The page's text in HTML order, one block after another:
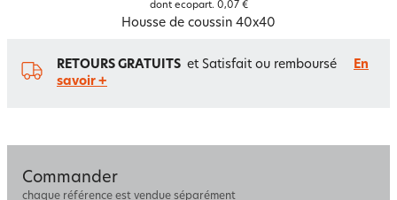
dont ecopart. 0,07 €
Housse de coussin 40x40
RETOURS GRATUITS et Satisfait ou remboursé
En
savoir +
Commander
chaque référence est vendue séparément